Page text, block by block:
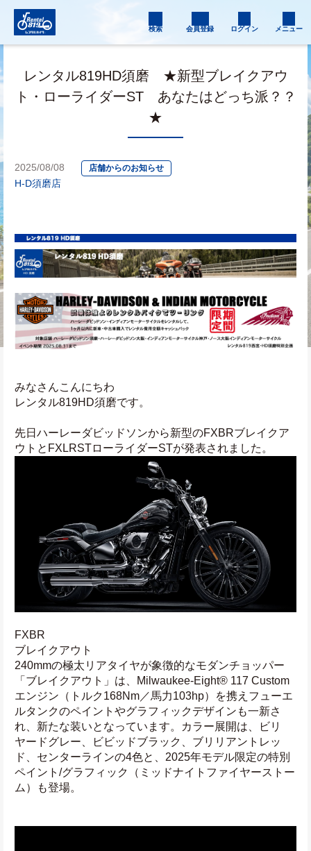
検索 会員登録 ログイン メニュー
レンタル819HD須磨 ★新型ブレイクアウ
ト・ローライダーST あなたはどっち派？？
★
2025/08/08 店舗からのお知らせ
H-D須磨店
みなさんこんにちわ
レンタル819HD須磨です。
先日ハーレーダビッドソンから新型のFXBRブレイクア
ウトとFXLRSTローライダーSTが発表されました。
FXBR
ブレイクアウト
240mmの極太リアタイヤが象徴的なモダンチョッパー
「ブレイクアウト」は、Milwaukee-Eight® 117 Custom
エンジン（トルク168Nm／馬力103hp）を携えフューエ
ルタンクのペイントやグラフィックデザインも一新さ
れ、新たな装いとなっています。カラー展開は、ビリ
ヤードグレー、ビビッドブラック、ブリリアントレッ
ド、センターラインの4色と、2025年モデル限定の特別
ペイント/グラフィック（ミッドナイトファイヤーストー
ム）も登場。